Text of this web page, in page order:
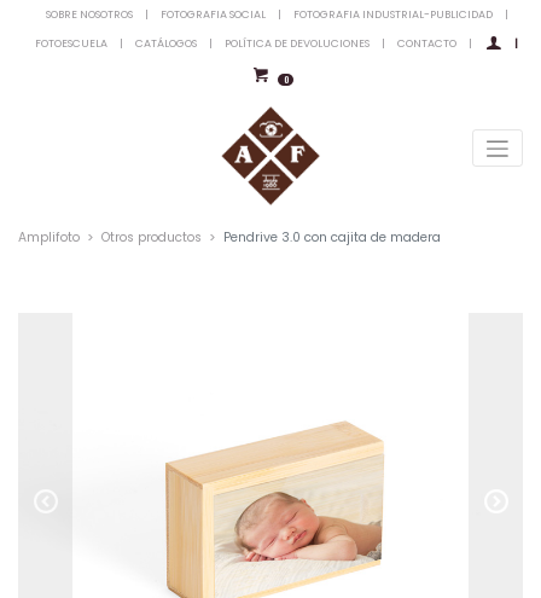
SOBRE NOSOTROS | FOTOGRAFIA SOCIAL | FOTOGRAFIA INDUSTRIAL-PUBLICIDAD
|
FOTOESCUELA
| CATÁLOGOS | POLÍTICA DE DEVOLUCIONES | CONTACTO | |
0
Amplifoto Otros productos Pendrive 3.0 con cajita de madera